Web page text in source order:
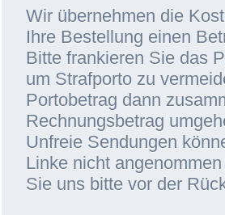
Wir übernehmen die
Ihre Bestellung einen
Bitte frankieren Sie das
um Strafporto zu
Portobetrag dann
Rechnungsbetrag
Unfreie Sendungen
Linke nicht
Sie uns bitte vor der